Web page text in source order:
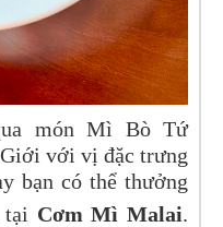
món Mì Bò Tứ
với vị đặc trưng
bạn có thể thưởng
Cơm Mì Malai.